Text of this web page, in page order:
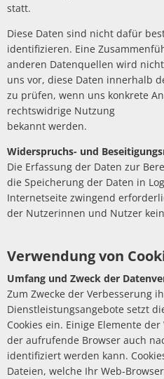
statt.
Diese Daten sind nicht dafür
identifizieren. Eine
anderen Datenquellen wird
uns vor, diese Daten innerhalb
zu prüfen, wenn uns konkrete
rechtswidrige Nutzung
bekannt werden.
Widerspruchs- und
Die Erfassung der Daten zur
die Speicherung der Daten in
Internetseite zwingend
der Nutzerinnen und Nutzer
Verwendung von
Umfang und Zweck der
Zum Zwecke der Verbesserung
Dienstleistungsangebote setzt
Cookies ein. Einige Elemente
der aufrufende Browser auch
identifiziert werden kann.
Dateien, welche Ihr Web-